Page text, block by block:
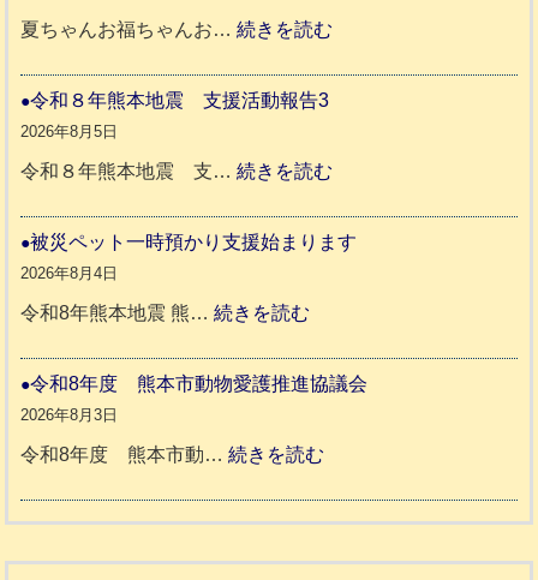
リ
ッ
さ
ん
夏ちゃんお福ちゃんお…続きを読む
ト
人
ホ
日
1
令和８年熊本地震 支援活動報告3
2026年8月5日
令和８年熊本地震 支…続きを読む
和
本
支
被災ペット一時預かり支援始まります
2026年8月4日
令和8年熊本地震 熊…続きを読む
災
ッ
令和8年度 熊本市動物愛護推進協議会
2026年8月3日
令和8年度 熊本市動…続きを読む
和